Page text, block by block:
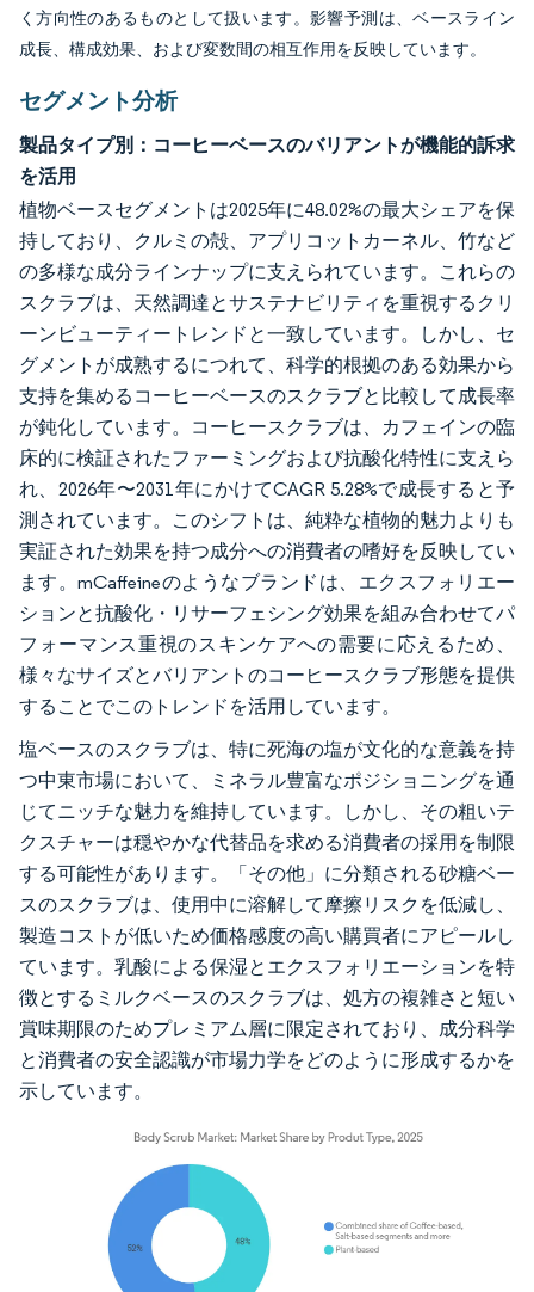
く方向性のあるものとして扱います。影響予測は、ベースライン
成長、構成効果、および変数間の相互作用を反映しています。
セグメント分析
製品タイプ別：コーヒーベースのバリアントが機能的訴求
を活用
植物ベースセグメントは2025年に48.02%の最大シェアを保
持しており、クルミの殻、アプリコットカーネル、竹など
の多様な成分ラインナップに支えられています。これらの
スクラブは、天然調達とサステナビリティを重視するクリ
ーンビューティートレンドと一致しています。しかし、セ
グメントが成熟するにつれて、科学的根拠のある効果から
支持を集めるコーヒーベースのスクラブと比較して成長率
が鈍化しています。コーヒースクラブは、カフェインの臨
床的に検証されたファーミングおよび抗酸化特性に支えら
れ、2026年〜2031年にかけてCAGR 5.28%で成長すると予
測されています。このシフトは、純粋な植物的魅力よりも
実証された効果を持つ成分への消費者の嗜好を反映してい
ます。mCaffeineのようなブランドは、エクスフォリエー
ションと抗酸化・リサーフェシング効果を組み合わせてパ
フォーマンス重視のスキンケアへの需要に応えるため、
様々なサイズとバリアントのコーヒースクラブ形態を提供
することでこのトレンドを活用しています。
塩ベースのスクラブは、特に死海の塩が文化的な意義を持
つ中東市場において、ミネラル豊富なポジショニングを通
じてニッチな魅力を維持しています。しかし、その粗いテ
クスチャーは穏やかな代替品を求める消費者の採用を制限
する可能性があります。「その他」に分類される砂糖ベー
スのスクラブは、使用中に溶解して摩擦リスクを低減し、
製造コストが低いため価格感度の高い購買者にアピールし
ています。乳酸による保湿とエクスフォリエーションを特
徴とするミルクベースのスクラブは、処方の複雑さと短い
賞味期限のためプレミアム層に限定されており、成分科学
と消費者の安全認識が市場力学をどのように形成するかを
示しています。